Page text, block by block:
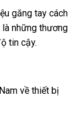
găng tay cách
những thương
tin cậy.
về thiết bị